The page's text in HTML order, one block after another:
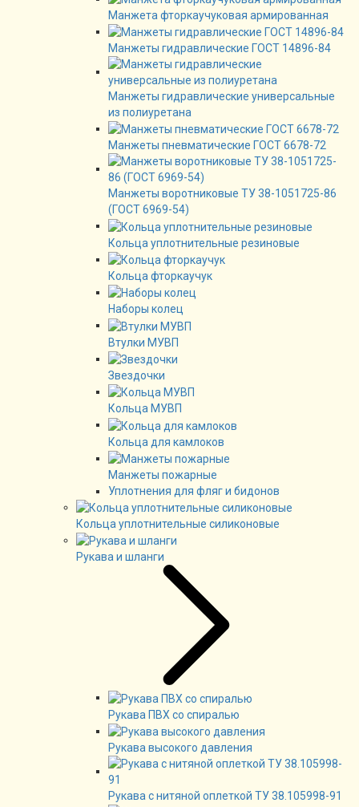
Манжета фторкаучуковая армированная
Манжеты гидравлические ГОСТ 14896-84
Манжеты гидравлические универсальные
из полиуретана
Манжеты пневматические ГОСТ 6678-72
Манжеты воротниковые ТУ 38-1051725-86
(ГОСТ 6969-54)
Кольца уплотнительные резиновые
Кольца фторкаучук
Наборы колец
Втулки МУВП
Звездочки
Кольца МУВП
Кольца для камлоков
Манжеты пожарные
Уплотнения для фляг и бидонов
Кольца уплотнительные силиконовые
Рукава и шланги
Рукава ПВХ со спиралью
Рукава высокого давления
Рукава с нитяной оплеткой ТУ 38.105998-91